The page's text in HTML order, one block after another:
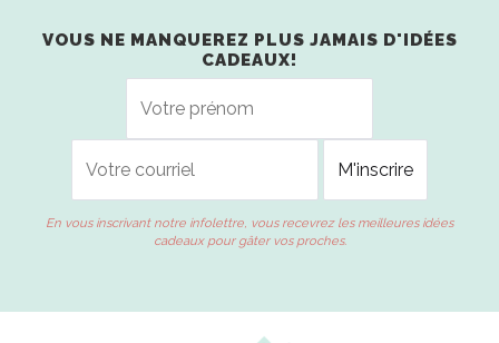
VOUS NE MANQUEREZ PLUS JAMAIS D'IDÉES
CADEAUX!
En vous inscrivant notre infolettre, vous recevrez les meilleures idées
cadeaux pour gâter vos proches.